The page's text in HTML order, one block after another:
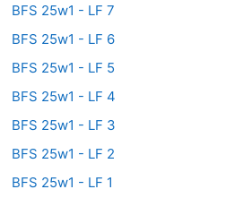
BFS 25w1 - LF 7
BFS 25w1 - LF 6
BFS 25w1 - LF 5
BFS 25w1 - LF 4
BFS 25w1 - LF 3
BFS 25w1 - LF 2
BFS 25w1 - LF 1